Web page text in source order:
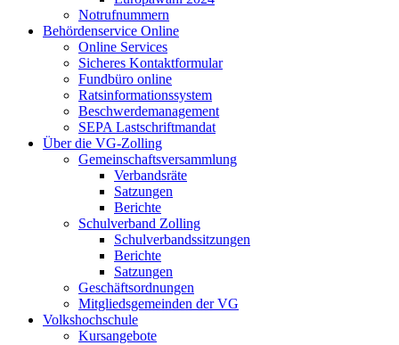
Notrufnummern
Behördenservice Online
Online Services
Sicheres Kontaktformular
Fundbüro online
Ratsinformationssystem
Beschwerdemanagement
SEPA Lastschriftmandat
Über die VG-Zolling
Gemeinschaftsversammlung
Verbandsräte
Satzungen
Berichte
Schulverband Zolling
Schulverbandssitzungen
Berichte
Satzungen
Geschäftsordnungen
Mitgliedsgemeinden der VG
Volkshochschule
Kursangebote